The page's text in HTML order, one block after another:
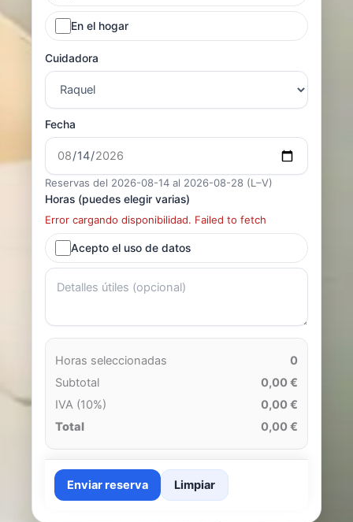
En el hogar
Cuidadora
Fecha
Reservas del 2026-08-14 al 2026-08-28 (L–V)
Horas (puedes elegir varias)
Error cargando disponibilidad. Failed to fetch
Acepto el uso de datos
Horas seleccionadas
0
Subtotal
0,00 €
IVA (10%)
0,00 €
Total
0,00 €
Enviar reserva Limpiar